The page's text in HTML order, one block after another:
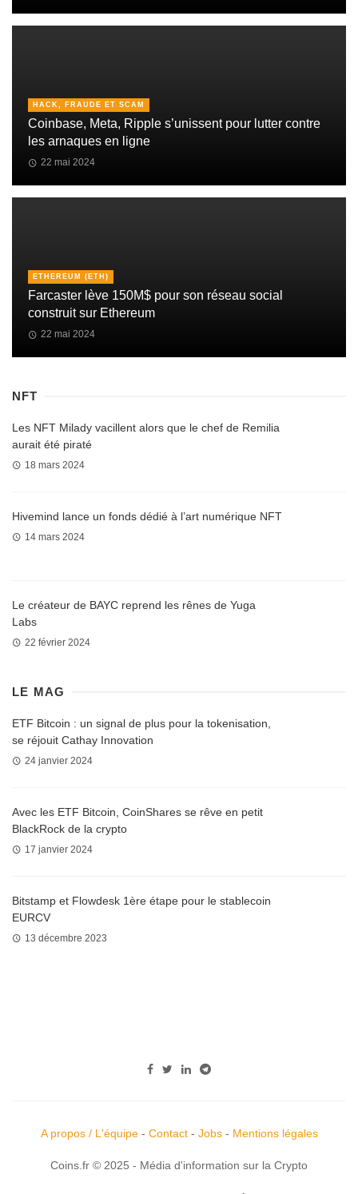
HACK, FRAUDE ET SCAM
Coinbase, Meta, Ripple s’unissent pour lutter contre
les arnaques en ligne
22 mai 2024
ETHEREUM (ETH)
Farcaster lève 150M$ pour son réseau social
construit sur Ethereum
22 mai 2024
NFT
Les NFT Milady vacillent alors que le chef de Remilia
aurait été piraté
18 mars 2024
Hivemind lance un fonds dédié à l’art numérique NFT
14 mars 2024
Le créateur de BAYC reprend les rênes de Yuga
Labs
22 février 2024
LE MAG
ETF Bitcoin : un signal de plus pour la tokenisation,
se réjouit Cathay Innovation
24 janvier 2024
Avec les ETF Bitcoin, CoinShares se rêve en petit
BlackRock de la crypto
17 janvier 2024
Bitstamp et Flowdesk 1ère étape pour le stablecoin
EURCV
13 décembre 2023
A propos / L'équipe- Contact- Jobs- Mentions légales
Coins.fr © 2025 - Média d'information sur la Crypto